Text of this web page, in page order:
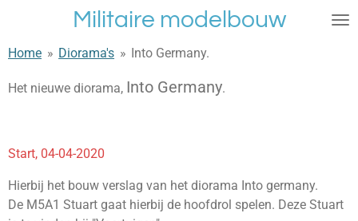
naar
hoofdinhoud
Militaire modelbouw
Home » Diorama's » Into Germany.
Het nieuwe diorama, Into Germany.
Start, 04-04-2020
Hierbij het bouw verslag van het diorama Into germany.
De M5A1 Stuart gaat hierbij de hoofdrol spelen. Deze Stuart